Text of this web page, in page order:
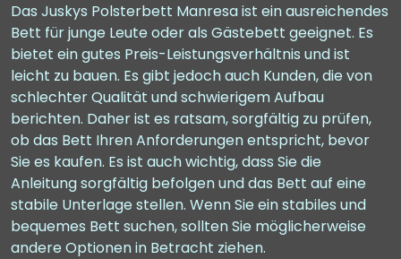
Das Juskys Polsterbett Manresa ist ein ausreichendes
Bett für junge Leute oder als Gästebett geeignet. Es
bietet ein gutes Preis-Leistungsverhältnis und ist
leicht zu bauen. Es gibt jedoch auch Kunden, die von
schlechter Qualität und schwierigem Aufbau
berichten. Daher ist es ratsam, sorgfältig zu prüfen,
ob das Bett Ihren Anforderungen entspricht, bevor
Sie es kaufen. Es ist auch wichtig, dass Sie die
Anleitung sorgfältig befolgen und das Bett auf eine
stabile Unterlage stellen. Wenn Sie ein stabiles und
bequemes Bett suchen, sollten Sie möglicherweise
andere Optionen in Betracht ziehen.